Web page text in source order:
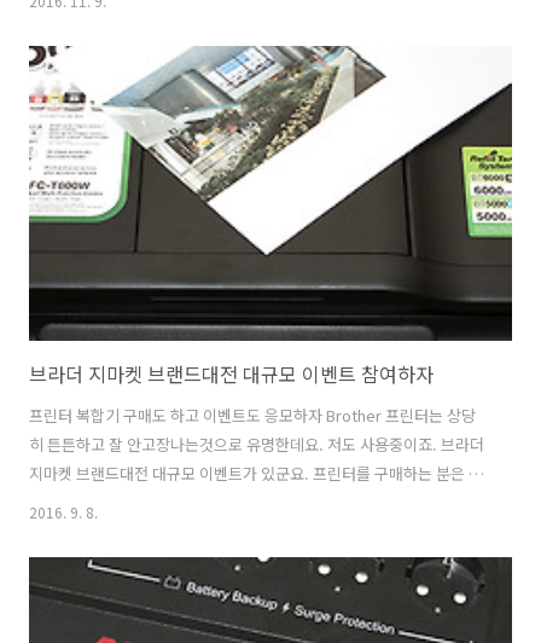
나오네요.샤오미 에어 12 랩탑이 가격이 519.99$로 나오는데요. 대행사
이트에서 나오는 가격보다 여기 가격이 더 저렴하네요. 기어베스트 광군
절 이벤트 샤오미 에어 12 저렴하게 11월 11일 관군절을 기념해서 할인
및 쿠폰 이벤트가 있는데요. 11월 9일 오후 5시까지 진행 합니다. 다양한
상품들을 볼 수 있었는데요. 새로 가입한 회원들에게 혜택이 있..
브라더 지마켓 브랜드대전 대규모 이벤트 참여하자
프린터 복합기 구매도 하고 이벤트도 응모하자 Brother 프린터는 상당
히 튼튼하고 잘 안고장나는것으로 유명한데요. 저도 사용중이죠. 브라더
지마켓 브랜드대전 대규모 이벤트가 있군요. 프린터를 구매하는 분은 참
권, 프린터 등 다양한 상품으로 준비가 되어있었는데요. 제가 사용하는
브라더 프린터 입니다. 잉크를 충전해서 쓸 수 있는 무한 잉크와 같은 제
품이죠. 제 리뷰를 보고도 많이 구매를 하셨었는데요. 브라더 지마켓 브
2016. 9. 8.